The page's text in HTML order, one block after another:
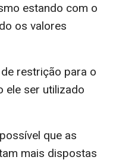
estando com o
os valores
restrição para o
ele ser utilizado
que as
mais dispostas